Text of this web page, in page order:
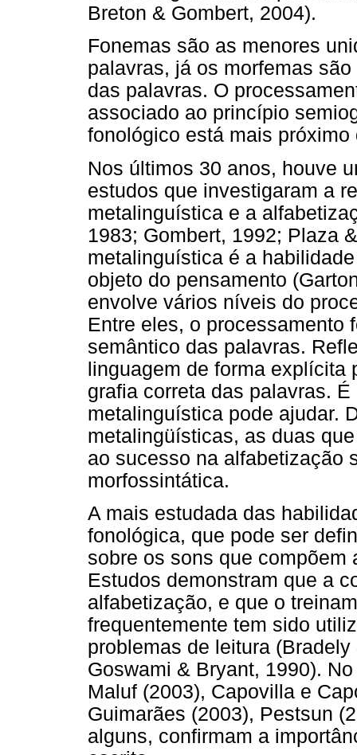
Breton & Gombert, 2004).
Fonemas são as menores
palavras, já os morfemas
das palavras. O
associado ao princípio
fonológico está mais
Nos últimos 30 anos, houve
estudos que investigaram a
metalinguística e a
1983; Gombert, 1992; Plaza
metalinguística é a
objeto do pensamento
envolve vários níveis do
Entre eles, o processamento
semântico das palavras.
linguagem de forma explícita
grafia correta das palavras.
metalinguística pode ajudar.
metalingüísticas, as duas
ao sucesso na alfabetização
morfossintática.
A mais estudada das
fonológica, que pode ser
sobre os sons que compõem
Estudos demonstram que a
alfabetização, e que o
frequentemente tem sido
problemas de leitura
Goswami & Bryant, 1990).
Maluf (2003), Capovilla e
Guimarães (2003), Pestsun
alguns, confirmam a